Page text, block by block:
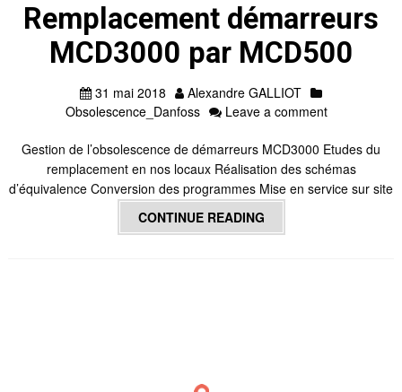
Remplacement démarreurs
MCD3000 par MCD500
31 mai 2018
Alexandre GALLIOT
Obsolescence_Danfoss
Leave a comment
Gestion de l’obsolescence de démarreurs MCD3000 Etudes du
remplacement en nos locaux Réalisation des schémas
d’équivalence Conversion des programmes Mise en service sur site
CONTINUE READING